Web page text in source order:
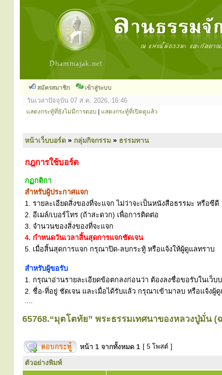
สมัครสมาชิก เข้าสู่ระบบ
วันเวลาปัจจุบัน 07 ส.ค. 2026, 16:46
แสดงกระทู้ที่ยังไม่มีการตอบ แสดงกระทู้ที่เปิดดูแล้ว
หน้าเว็บบอร์ด » กลุ่มกิจกรรม » ธรรมทาน
กฎการใช้บอร์ด
กฏกติกา
สำหรับผู้ประกาศแจก
1. รายละเอียดสิ่งของที่จะแจก ไม่ว่าจะเป็นหนังสือธรรมะ หรือซีดี
2. อีเมล์/เบอร์โทร (ถ้าสะดวก) เพื่อการติดต่อ
3. จำนวนของสิ่งของที่จะแจก
4. กำหนดวันเวลาสิ้นสุดการแจกชัดเจน
5. เมื่อสิ้นสุดการแจก กรุณาปิด-ลบกระทู้ หรือแจ้งให้ผู้ดูแลทราบ
สำหรับผู้ขอรับ
1. กรุณาอ่านรายละเอียดข้อตกลงก่อนว่า ต้องลงชื่อขอรับในเว็บ
2. ชื่อ-ที่อยู่ ชัดเจน และเมื่อได้รับแล้ว กรุณาเข้ามาลบ หรือแจ้ง
65768.“มุตโตทัย” พระธรรมเทศนาของหลวงปู่มั่น
หน้า 1 จากทั้งหมด 1 [ 5 โพสต์ ]
ตัวอย่างพิมพ์